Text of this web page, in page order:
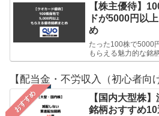
【株主優待】
ドが5000円以
め
たった100株で5000
もらえる魅力的な銘
【配当金・不労収入（初心者向
おすすめ
【国内大型株
銘柄おすすめ